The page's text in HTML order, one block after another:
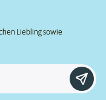
Liebling sowie